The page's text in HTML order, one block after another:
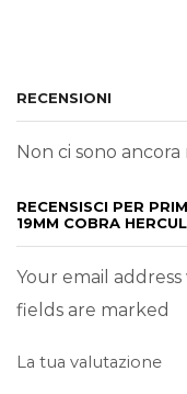
RECENSIONI
Non ci sono ancora
RECENSISCI PER
19MM COBRA
Your email
fields are marked
La tua valutazione